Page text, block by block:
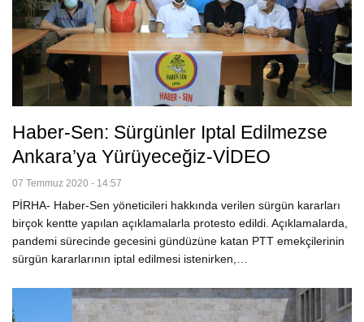
Haber-Sen: Sürgünler Iptal Edilmezse
Ankara’ya Yürüyeceğiz-VİDEO
07 Temmuz 2020 - 14:57
PİRHA- Haber-Sen yöneticileri hakkında verilen sürgün kararları
birçok kentte yapılan açıklamalarla protesto edildi. Açıklamalarda,
pandemi sürecinde gecesini gündüzüne katan PTT emekçilerinin
sürgün kararlarının iptal edilmesi istenirken,…